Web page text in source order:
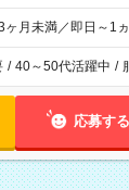
ヶ月未満／即日～1
/ 40～50代活躍中 /
応募する